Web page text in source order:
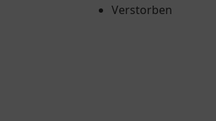
Verstorben